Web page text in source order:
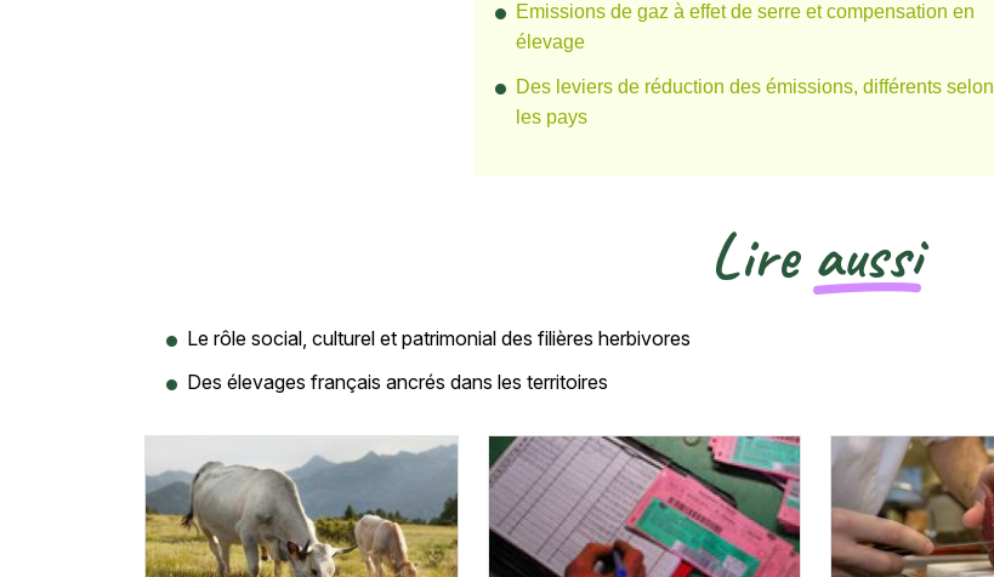
Emissions de gaz à effet de serre et compensation en
élevage
Des leviers de réduction des émissions, différents selon
les pays
Lire aussi
Le rôle social, culturel et patrimonial des filières herbivores
Des élevages français ancrés dans les territoires
Vignette Vignette